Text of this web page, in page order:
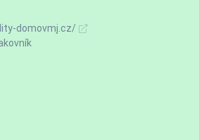
domovmj.cz/